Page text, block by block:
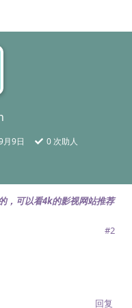
月9日 0 次助人
，可以看4k的影视网站推荐
#2
回复